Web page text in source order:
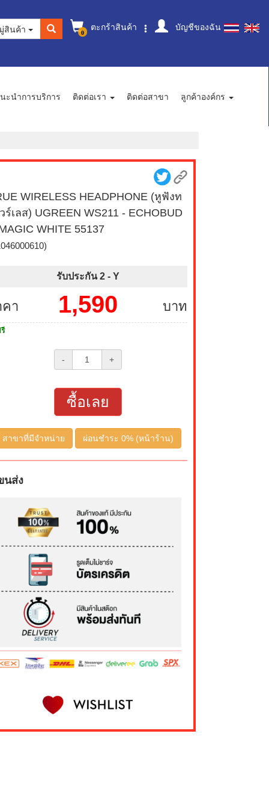
0 ตะกร้าสินค้า บัญชีของฉัน
สินค้า
ะนำการบริการ ติดต่อเรา ติดต่อสาขา ลูกค้าองค์กร
WIRELESS HEADPHONE (หูฟังท
ร์เลส) UGREEN WS211 - ECHOBUD
WHITE 55137
รับประกัน 2 - Y
คา บาท
1,590
- +
ซื้อเลย
สาขาที่มีจำหน่าย ผ่อนชำระ 0% (หน้าร้าน)
นส่ง